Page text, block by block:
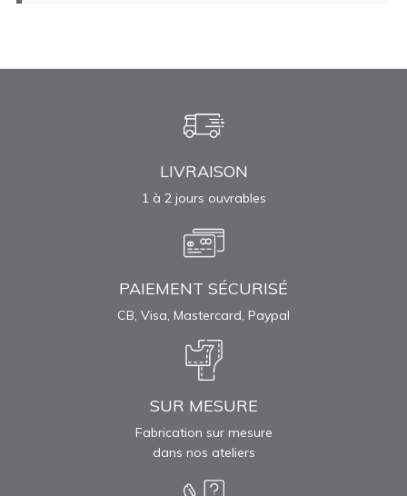
LIVRAISON
1 à 2 jours ouvrables
PAIEMENT SÉCURISÉ
CB, Visa, Mastercard, Paypal
SUR MESURE
Fabrication sur mesure
dans nos ateliers